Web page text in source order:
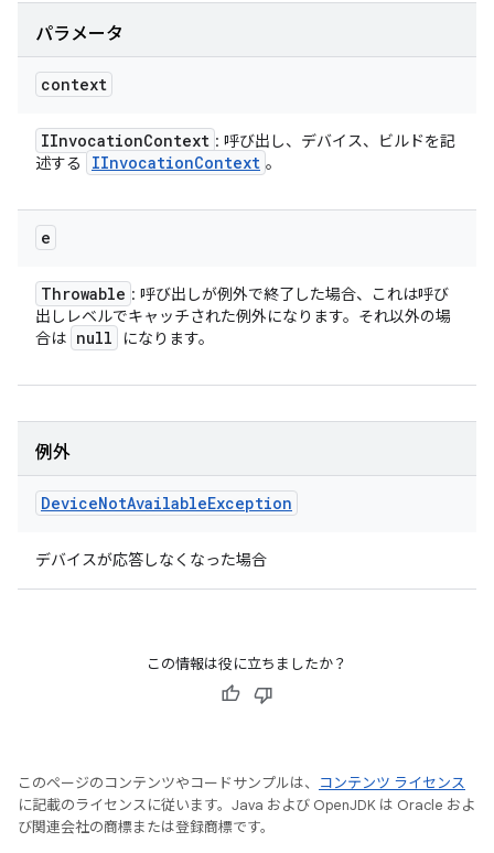
パラメータ
context
IInvocationContext : 呼び出し、デバイス、ビルドを記
述する
IInvocationContext 。
e
Throwable : 呼び出しが例外で終了した場合、これは呼び
出しレベルでキャッチされた例外になります。それ以外の場
合は null になります。
例外
DeviceNotAvailableException
デバイスが応答しなくなった場合
この情報は役に立ちましたか？
このページのコンテンツやコードサンプルは、
コンテンツ ライセンス
に記載のライセンスに従います。Java および OpenJDK は Oracle およ
び関連会社の商標または登録商標です。